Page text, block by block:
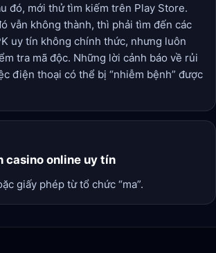
đó, mới thử tìm kiếm trên Play Store.
vẫn không thành, thì phải tìm đến các
uy tín không chính thức, nhưng luôn
tra mã độc. Những lời cảnh báo về rủi
điện thoại có thể bị “nhiễm bệnh” được
casino online uy tín
giấy phép từ tổ chức “ma”.